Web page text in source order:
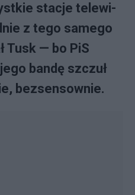
sta­cje te­le­wi­
z te­go sa­me­go
Tu­sk — bo PiS
ban­dę szczuł
bez­sen­sow­nie.